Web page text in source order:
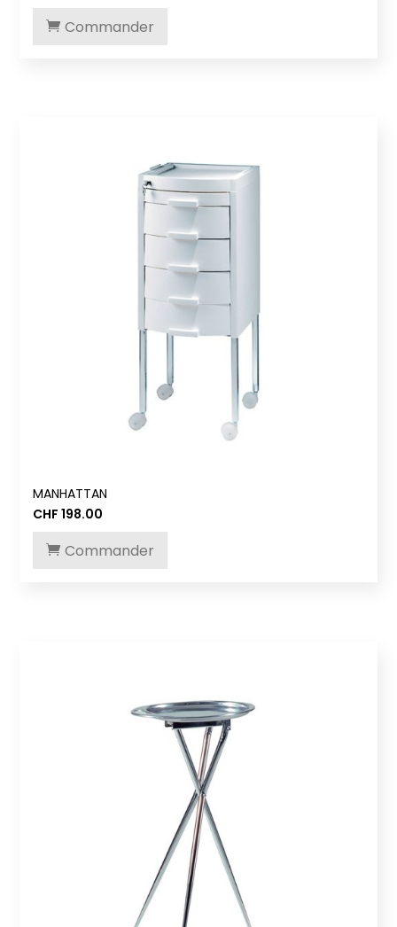
Commander
MANHATTAN
CHF 198.00
Commander